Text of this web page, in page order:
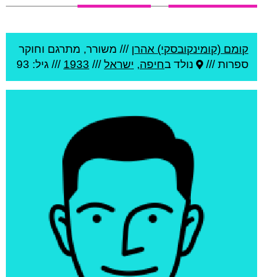
קומם (קומינקובסקי) אהרן /// משורר, מתרגם וחוקר
ספרות ///
נולד בחיפה, ישראל///
1933 /// גיל: 93